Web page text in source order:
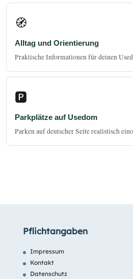
🧭
Alltag und Orientierung
Praktische Informationen für deinen
🅿️
Parkplätze auf Usedom
Parken auf deutscher Seite realistisch
Pflichtangaben
Impressum
Kontakt
Datenschutz